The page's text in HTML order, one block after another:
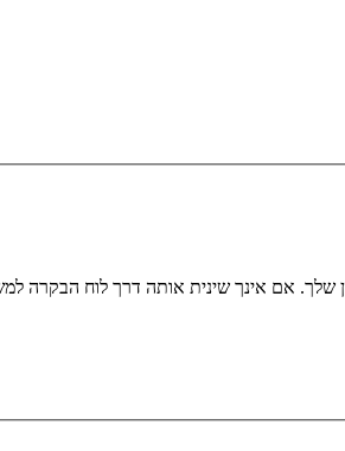
שלך. אם אינך שינית אותה דרך לוח